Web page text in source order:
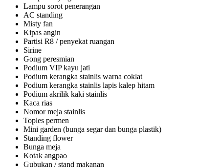
Lampu sorot penerangan
AC standing
Misty fan
Kipas angin
Partisi R8 / penyekat ruangan
Sirine
Gong peresmian
Podium VIP kayu jati
Podium kerangka stainlis warna coklat
Podium kerangka stainlis lapis kalep hitam
Podium akrilik kaki stainlis
Kaca rias
Nomor meja stainlis
Toples permen
Mini garden (bunga segar dan bunga plastik)
Standing flower
Bunga meja
Kotak angpao
Gubukan / stand makanan